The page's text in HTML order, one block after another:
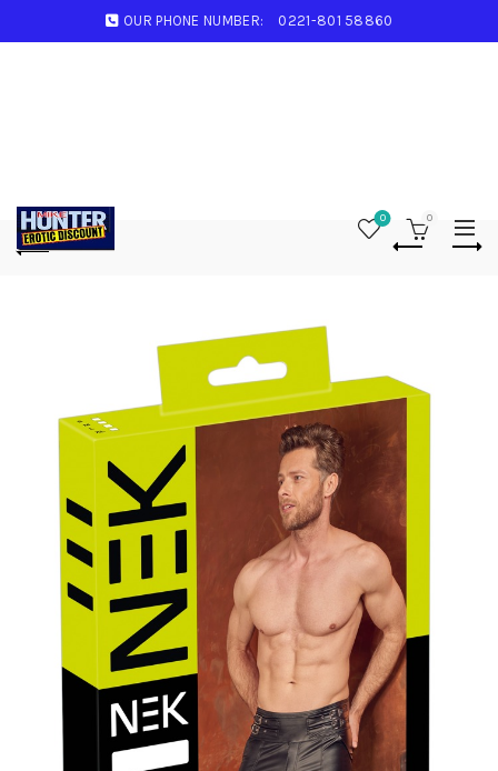
OUR PHONE NUMBER: 0221-801 58860
0 0